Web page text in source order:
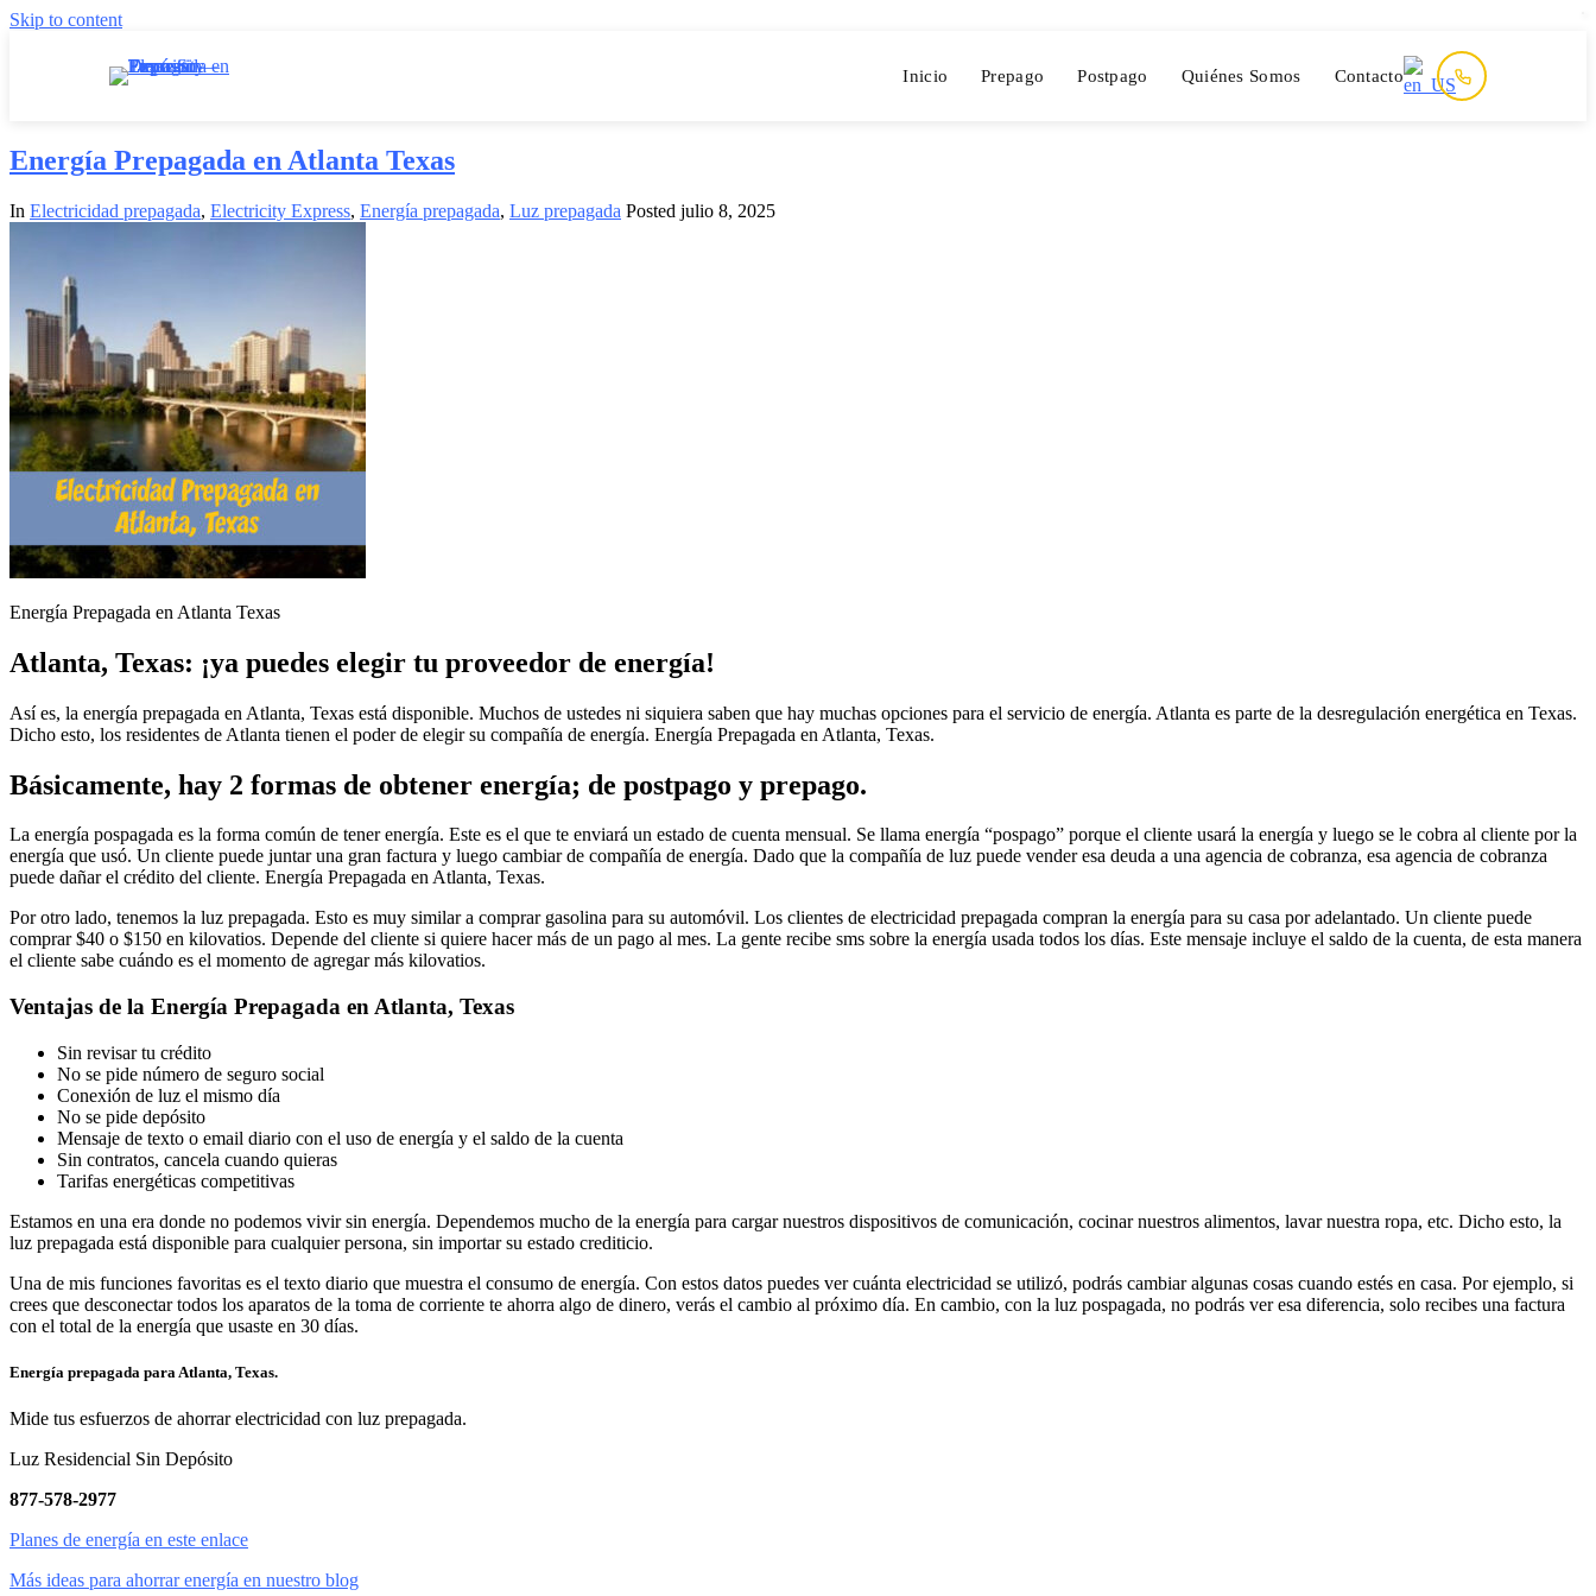
Skip to content
Inicio Prepago Postpago Quiénes Somos Contacto
Energía Prepagada en Atlanta Texas
In Electricidad prepagada, Electricity Express, Energía prepagada, Luz prepagada Posted julio 8, 2025
Energía Prepagada en Atlanta Texas
Atlanta, Texas: ¡ya puedes elegir tu proveedor de energía!
Así es, la energía prepagada en Atlanta, Texas está disponible. Muchos de ustedes ni siquiera saben que hay muchas opciones para el servicio de energía. Atlanta es parte de la desregulación energética en Texas.
Dicho esto, los residentes de Atlanta tienen el poder de elegir su compañía de energía. Energía Prepagada en Atlanta, Texas.
Básicamente, hay 2 formas de obtener energía; de postpago y prepago.
La energía pospagada es la forma común de tener energía. Este es el que te enviará un estado de cuenta mensual. Se llama energía “pospago” porque el cliente usará la energía y luego se le cobra al cliente por la
energía que usó. Un cliente puede juntar una gran factura y luego cambiar de compañía de energía. Dado que la compañía de luz puede vender esa deuda a una agencia de cobranza, esa agencia de cobranza
puede dañar el crédito del cliente. Energía Prepagada en Atlanta, Texas.
Por otro lado, tenemos la luz prepagada. Esto es muy similar a comprar gasolina para su automóvil. Los clientes de electricidad prepagada compran la energía para su casa por adelantado. Un cliente puede
comprar $40 o $150 en kilovatios. Depende del cliente si quiere hacer más de un pago al mes. La gente recibe sms sobre la energía usada todos los días. Este mensaje incluye el saldo de la cuenta, de esta manera
el cliente sabe cuándo es el momento de agregar más kilovatios.
Ventajas de la Energía Prepagada en Atlanta, Texas
Sin revisar tu crédito
No se pide número de seguro social
Conexión de luz el mismo día
No se pide depósito
Mensaje de texto o email diario con el uso de energía y el saldo de la cuenta
Sin contratos, cancela cuando quieras
Tarifas energéticas competitivas
Estamos en una era donde no podemos vivir sin energía. Dependemos mucho de la energía para cargar nuestros dispositivos de comunicación, cocinar nuestros alimentos, lavar nuestra ropa, etc. Dicho esto, la
luz prepagada está disponible para cualquier persona, sin importar su estado crediticio.
Una de mis funciones favoritas es el texto diario que muestra el consumo de energía. Con estos datos puedes ver cuánta electricidad se utilizó, podrás cambiar algunas cosas cuando estés en casa. Por ejemplo, si
crees que desconectar todos los aparatos de la toma de corriente te ahorra algo de dinero, verás el cambio al próximo día. En cambio, con la luz pospagada, no podrás ver esa diferencia, solo recibes una factura
con el total de la energía que usaste en 30 días.
Energía prepagada para Atlanta, Texas.
Mide tus esfuerzos de ahorrar electricidad con luz prepagada.
Luz Residencial Sin Depósito
877-578-2977
Planes de energía en este enlace
Más ideas para ahorrar energía en nuestro blog